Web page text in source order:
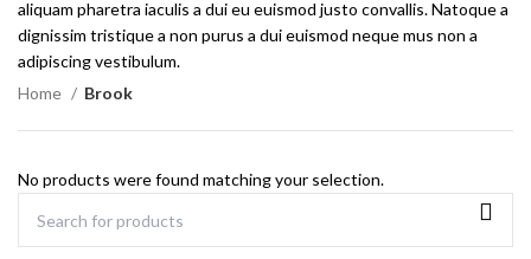
aliquam pharetra iaculis a dui eu euismod justo convallis. Natoque a
dignissim tristique a non purus a dui euismod neque mus non a
adipiscing vestibulum.
Home
Brook
No products were found matching your selection.